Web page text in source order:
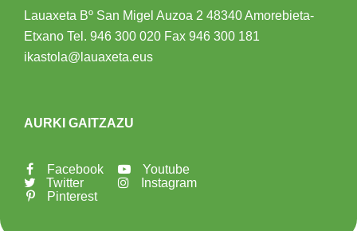
Lauaxeta Bº San Migel Auzoa 2 48340 Amorebieta-
Etxano Tel. 946 300 020 Fax 946 300 181
ikastola@lauaxeta.eus
AURKI GAITZAZU
Facebook
Twitter
Pinterest
Youtube
Instagram